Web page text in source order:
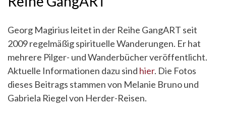
Georg Magirius leitet in der Reihe GangART seit
2009 regelmäßig spirituelle Wanderungen. Er hat
mehrere Pilger- und Wanderbücher veröffentlicht.
Aktuelle Informationen dazu sind hier. Die Fotos
dieses Beitrags stammen von Melanie Bruno und
Gabriela Riegel von Herder-Reisen.